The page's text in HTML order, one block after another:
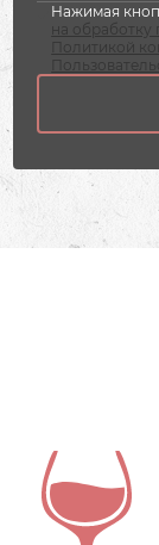
Нажимая
на
Политикой